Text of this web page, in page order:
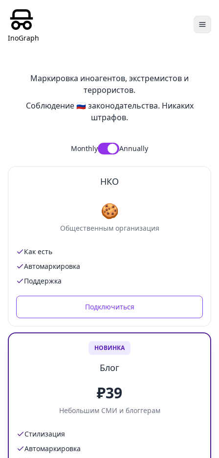
InoGraph
Маркировка иноагентов, экстремистов и
террористов.
Соблюдение 🇷🇺 законодательства. Никаких
штрафов.
Monthly Annually
НКО
🍪
Общественным организация
Как есть
Автомаркировка
Поддержка
Подключиться
НОВИНКА
Блог
₽39
Небольшим СМИ и блоггерам
Стилизация
Автомаркировка